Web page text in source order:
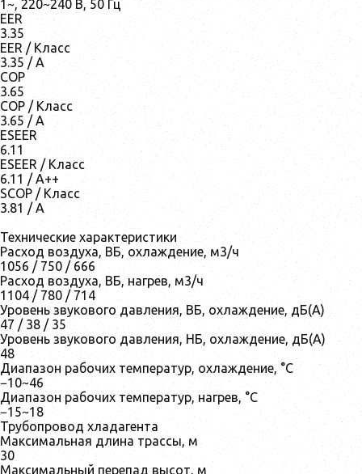
1~, 220~240 В, 50 Гц
EER
3.35
EER / Класс
3.35 / A
COP
3.65
COP / Класс
3.65 / A
ESEER
6.11
ESEER / Класс
6.11 / A++
SCOP / Класс
3.81 / A
Технические характеристики
Расход воздуха, ВБ, охлаждение, м3/ч
1056 / 750 / 666
Расход воздуха, ВБ, нагрев, м3/ч
1104 / 780 / 714
Уровень звукового давления, ВБ, охлаждение, дБ(А)
47 / 38 / 35
Уровень звукового давления, НБ, охлаждение, дБ(А)
48
Диапазон рабочих температур, охлаждение, °C
−10~46
Диапазон рабочих температур, нагрев, °C
−15~18
Трубопровод хладагента
Максимальная длина трассы, м
30
Максимальный перепад высот, м